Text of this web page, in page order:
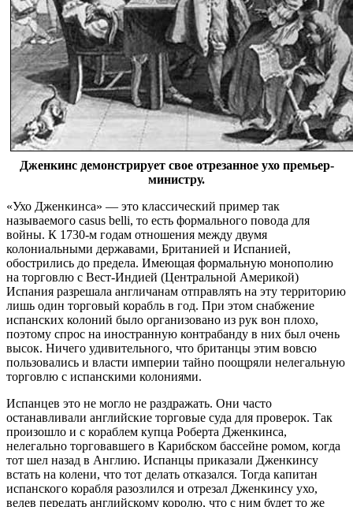
Дженкинс демонстрирует свое отрезанное ухо премьер-
министру.
«Ухо Дженкинса» — это классический пример так
называемого casus belli, то есть формального повода для
войны. К 1730-м годам отношения между двумя
колониальными державами, Британией и Испанией,
обострились до предела. Имеющая формальную монополию
на торговлю с Вест-Индией (Центральной Америкой)
Испания разрешала англичанам отправлять на эту территорию
лишь один торговый корабль в год. При этом снабжение
испанских колоний было организовано из рук вон плохо,
поэтому спрос на иностранную контрабанду в них был очень
высок. Ничего удивительного, что британцы этим вовсю
пользовались и власти империи тайно поощряли нелегальную
торговлю с испанскими колониями.
Испанцев это не могло не раздражать. Они часто
останавливали английские торговые суда для проверок. Так
произошло и с кораблем купца Роберта Дженкинса,
нелегально торговавшего в Карибском бассейне ромом, когда
тот шел назад в Англию. Испанцы приказали Дженкинсу
встать на колени, что тот делать отказался. Тогда капитан
испанского корабля разозлился и отрезал Дженкинсу ухо,
велев передать английскому королю, что с ним будет то же